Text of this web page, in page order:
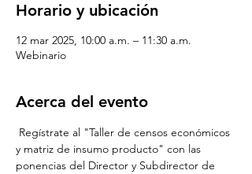
Horario y ubicación
12 mar 2025, 10:00 a.m. – 11:30 a.m.
Webinario
Acerca del evento
Regístrate al "Taller de censos económicos
y matriz de insumo producto" con las
ponencias del Director y Subdirector de